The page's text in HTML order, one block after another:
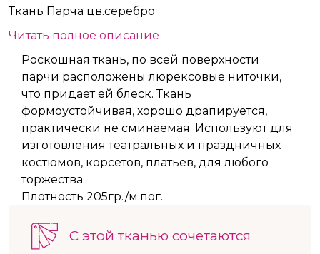
Ткань Парча цв.серебро
Читать полное описание
Роскошная ткань, по всей поверхности
парчи расположены люрексовые ниточки,
что придает ей блеск. Ткань
формоустойчивая, хорошо драпируется,
практически не сминаемая. Используют для
изготовления театральных и праздничных
костюмов, корсетов, платьев, для любого
торжества.
Плотность 205гр./м.пог.
С этой тканью сочетаются